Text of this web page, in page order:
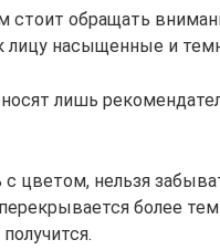
стоит обращать
лицу насыщенные и
лишь
с цветом, нельзя
перекрывается более